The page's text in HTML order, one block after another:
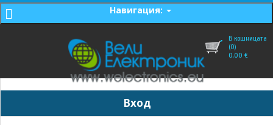
Навигация:
В кошницата
(0)
0,00 €
Вход